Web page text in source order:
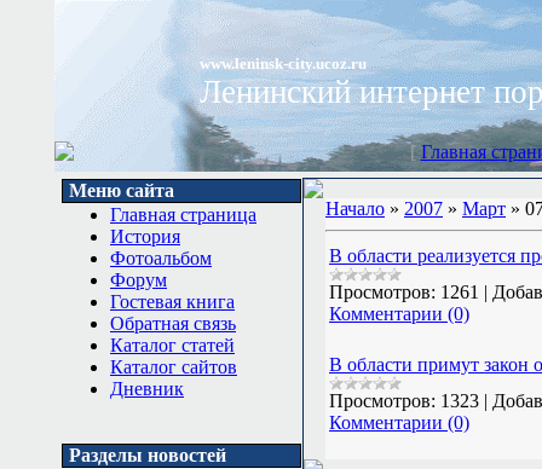
www.leninsk-city.ucoz.ru
Ленинский интернет
[Главная
Меню сайта
Главная страница
История
Фотоальбом
Форум
Гостевая книга
Обратная связь
Каталог статей
Каталог сайтов
Дневник
Разделы новостей
Начало » 2007 » Март »
В области реализуется
Просмотров: 1261 |
Комментарии (0)
В области примут закон
Просмотров: 1323 |
Комментарии (0)